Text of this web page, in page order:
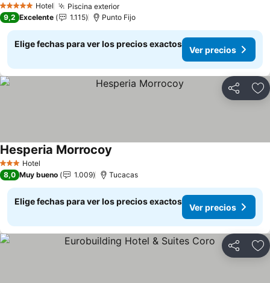
5 Estrellas Hotel Piscina exteriorVer precios
9,2 Excelente 1.115 Punto Fijo
Elige fechas para ver los precios exactos
Ver precios
Compartir
3 Estrellas
Hotel
Hesperia Morrocoy
8,0 Muy bueno 1.009 Tucacas
Elige fechas para ver los precios exactos
Ver precios
Compartir